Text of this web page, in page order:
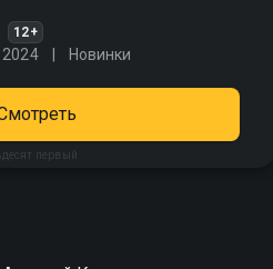
12+
2024 Новинки
первый